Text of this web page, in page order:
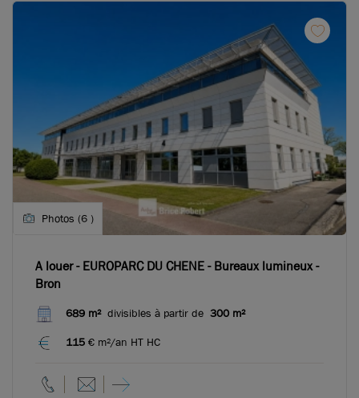
Photos (6 )
A louer - EUROPARC DU CHENE - Bureaux lumineux -
Bron
689 m²divisibles à partir de 300 m²
115 € m²/an HT HC